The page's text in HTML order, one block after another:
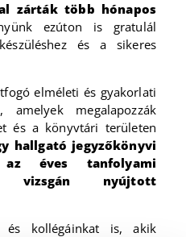
zárták több hónapos
ezúton is gratulál
és a sikeres
elméleti és gyakorlati
amelyek megalapozzák
és a könyvtári területen
hallgató jegyzőkönyvi
az éves tanfolyami
nyújtott
és kollégáinkat is, akik